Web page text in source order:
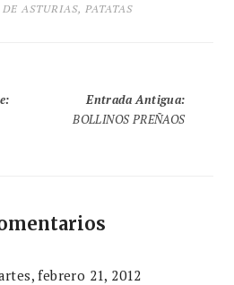
DE ASTURIAS, PATATAS
:
Entrada Antigua:
BOLLINOS PREÑAOS
febrero 21, 2012